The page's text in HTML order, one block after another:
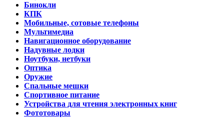
Бинокли
КПК
Мобильные, сотовые телефоны
Мультимедиа
Навигационное оборудование
Надувные лодки
Ноутбуки, нетбуки
Оптика
Оружие
Спальные мешки
Спортивное питание
Устройства для чтения электронных книг
Фототовары